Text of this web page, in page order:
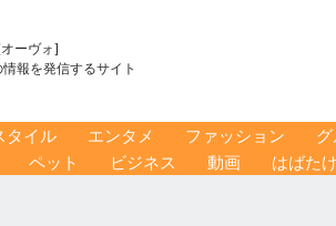
ーヴォ]
報を発信するサイト
タイル エンタメ ファッション グ
ペット ビジネス 動画 はばた